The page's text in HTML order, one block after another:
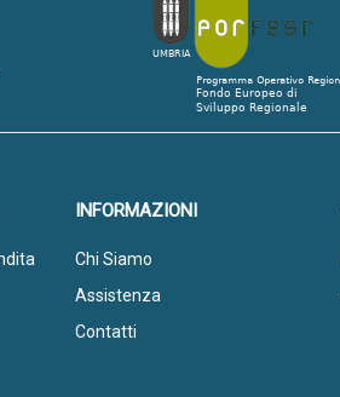
INFORMAZIONI
Chi Siamo
Assistenza
Contatti